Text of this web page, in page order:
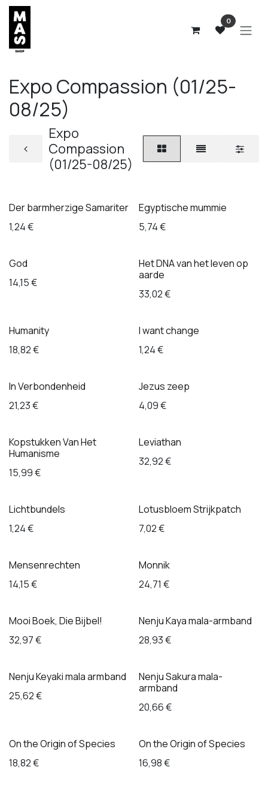
Overslaan naar inhoud
0
Expo Compassion (01/25-
08/25)
Expo
Compassion
(01/25-08/25)
Der barmherzige Samariter
1,24€
Egyptische mummie
5,74€
God
14,15€
Het DNA van het leven op
aarde
33,02€
Humanity
18,82€
I want change
1,24€
In Verbondenheid
21,23€
Jezus zeep
4,09€
Kopstukken Van Het
Humanisme
15,99€
Leviathan
32,92€
Lichtbundels
1,24€
Lotusbloem Strijkpatch
7,02€
Mensenrechten
14,15€
Monnik
24,71 €
Mooi Boek, Die Bijbel!
32,97€
Nenju Kaya mala-armband
28,93€
Nenju Keyaki mala armband
25,62€
Nenju Sakura mala-
armband
20,66€
On the Origin of Species
18,82€
On the Origin of Species
16,98€